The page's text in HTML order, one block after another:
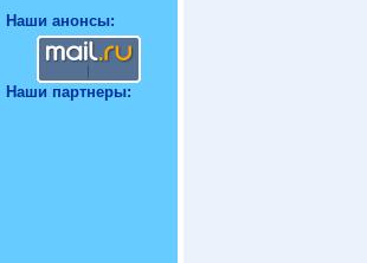
Наши анонсы:
Наши партнеры: